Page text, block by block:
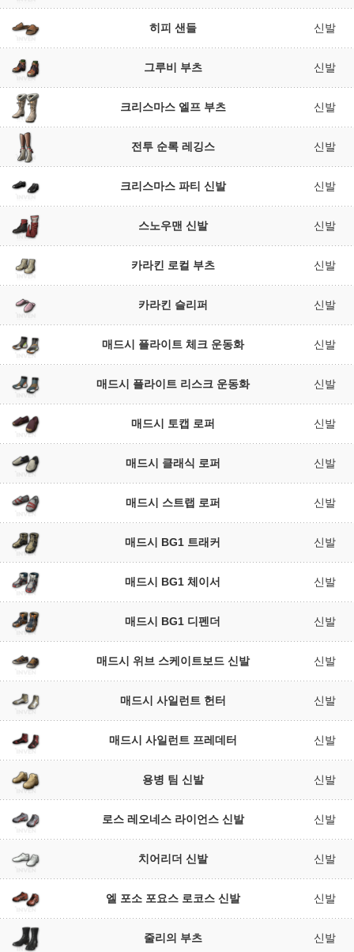
히피 샌들 신발
그루비 부츠 신발
크리스마스 엘프 부츠 신발
전투 순록 레깅스 신발
크리스마스 파티 신발 신발
스노우맨 신발 신발
카라킨 로컬 부츠 신발
카라킨 슬리퍼 신발
매드시 플라이트 체크 운동화 신발
매드시 플라이트 리스크 운동화 신발
매드시 토캡 로퍼 신발
매드시 클래식 로퍼 신발
매드시 스트랩 로퍼 신발
매드시 BG1 트래커 신발
매드시 BG1 체이서 신발
매드시 BG1 디펜더 신발
매드시 위브 스케이트보드 신발 신발
매드시 사일런트 헌터 신발
매드시 사일런트 프레데터 신발
용병 팀 신발 신발
로스 레오네스 라이언스 신발 신발
치어리더 신발 신발
엘 포소 포요스 로코스 신발 신발
줄리의 부츠 신발